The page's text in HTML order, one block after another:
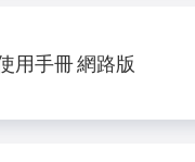
用手冊 網路版